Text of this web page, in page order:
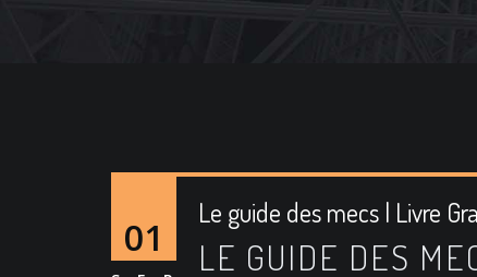
01
Le guide des mecs | Livre
LE GUIDE DES